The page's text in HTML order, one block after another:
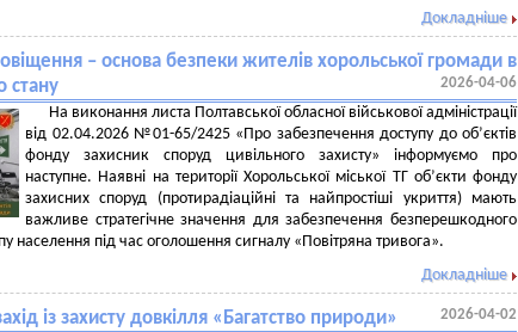
Докладніше
– основа безпеки жителів хорольської громади в
стану
2026-04-06
На виконання листа Полтавської обласної військової адміністрації
від 02.04.2026 №01-65/2425 «Про забезпечення доступу до об’єктів
фонду захисник споруд цивільного захисту» інформуємо про
наступне. Наявні на території Хорольської міської ТГ об’єкти фонду
захисних споруд (протирадіаційні та найпростіші укриття) мають
важливе стратегічне значення для забезпечення безперешкодного
населення під час оголошення сигналу «Повітряна тривога».
Докладніше
із захисту довкілля «Багатство природи» 2026-04-02